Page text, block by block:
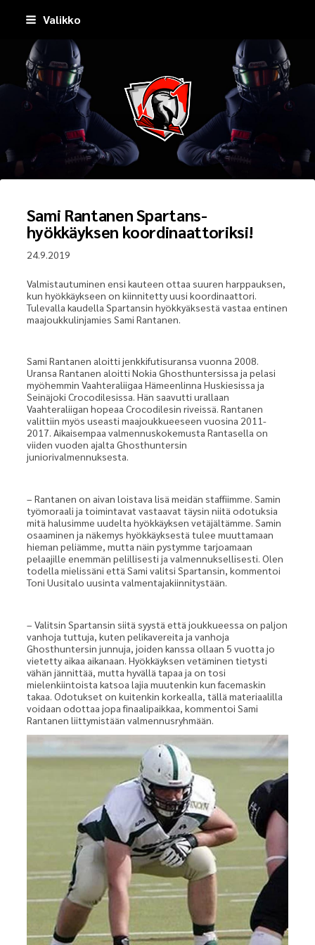
Siirry
sivun
sisältöön
Valikko
Pirkkala Spartans
Sami Rantanen Spartans-
hyökkäyksen koordinaattoriksi!
24.9.2019
Valmistautuminen ensi kauteen ottaa suuren harppauksen,
kun hyökkäykseen on kiinnitetty uusi koordinaattori.
Tulevalla kaudella Spartansin hyökkyäksestä vastaa entinen
maajoukkulinjamies Sami Rantanen.
Sami Rantanen aloitti jenkkifutisuransa vuonna 2008.
Uransa Rantanen aloitti Nokia Ghosthuntersissa ja pelasi
myöhemmin Vaahteraliigaa Hämeenlinna Huskiesissa ja
Seinäjoki Crocodilesissa. Hän saavutti urallaan
Vaahteraliigan hopeaa Crocodilesin riveissä. Rantanen
valittiin myös useasti maajoukkueeseen vuosina 2011-
2017. Aikaisempaa valmennuskokemusta Rantasella on
viiden vuoden ajalta Ghosthuntersin
juniorivalmennuksesta.
– Rantanen on aivan loistava lisä meidän staffiimme. Samin
työmoraali ja toimintavat vastaavat täysin niitä odotuksia
mitä halusimme uudelta hyökkäyksen vetäjältämme. Samin
osaaminen ja näkemys hyökkäyksestä tulee muuttamaan
hieman peliämme, mutta näin pystymme tarjoamaan
pelaajille enemmän pelillisesti ja valmennuksellisesti. Olen
todella mielissäni että Sami valitsi Spartansin, kommentoi
Toni Uusitalo uusinta valmentajakiinnitystään.
– Valitsin Spartansin siitä syystä että joukkueessa on paljon
vanhoja tuttuja, kuten pelikavereita ja vanhoja
Ghosthuntersin junnuja, joiden kanssa ollaan 5 vuotta jo
vietetty aikaa aikanaan. Hyökkäyksen vetäminen tietysti
vähän jännittää, mutta hyvällä tapaa ja on tosi
mielenkiintoista katsoa lajia muutenkin kun facemaskin
takaa. Odotukset on kuitenkin korkealla, tällä materiaalilla
voidaan odottaa jopa finaalipaikkaa, kommentoi Sami
Rantanen liittymistään valmennusryhmään.